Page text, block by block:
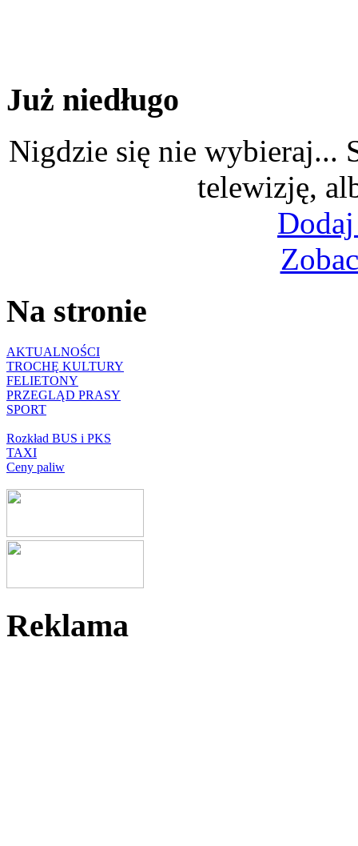
Już niedługo
Nigdzie się nie wybieraj...
telewizję,
Na stronie
AKTUALNOŚCI
TROCHĘ KULTURY
FELIETONY
PRZEGLĄD PRASY
SPORT
Rozkład BUS i PKS
TAXI
Ceny paliw
Reklama